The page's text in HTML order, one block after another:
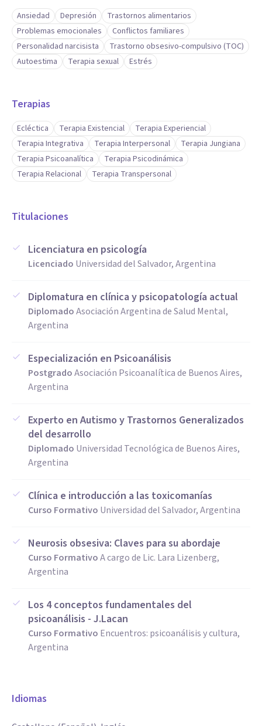
Ansiedad Depresión
Trastornos alimentarios
Problemas emocionales
Conflictos familiares
Personalidad narcisista
Trastorno obsesivo-compulsivo (TOC)
Autoestima
Terapia sexual Estrés
Terapias
Ecléctica Terapia Existencial
Terapia Experiencial
Terapia Integrativa
Terapia Interpersonal
Terapia Jungiana
Terapia Psicoanalítica
Terapia Psicodinámica
Terapia Relacional
Terapia Transpersonal
Titulaciones
Licenciatura en psicología
Licenciado Universidad del Salvador, Argentina
Diplomatura en clínica y psicopatología actual
DiplomadoAsociación Argentina de Salud Mental,
Argentina
Especialización en Psicoanálisis
PostgradoAsociación Psicoanalítica de Buenos Aires,
Argentina
Experto en Autismo y Trastornos Generalizados
del desarrollo
Diplomado Universidad Tecnológica de Buenos Aires,
Argentina
Clínica e introducción a las toxicomanías
Curso Formativo Universidad del Salvador, Argentina
Neurosis obsesiva: Claves para su abordaje
Curso FormativoA cargo de Lic. Lara Lizenberg,
Argentina
Los 4 conceptos fundamentales del
psicoanálisis - J.Lacan
Curso Formativo Encuentros: psicoanálisis y cultura,
Argentina
Idiomas